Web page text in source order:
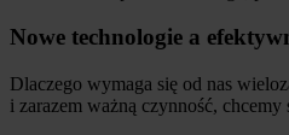
Nowe technologie a
Dlaczego wymaga się od nas
i zarazem ważną czynność,